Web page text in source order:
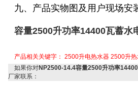
九、产品实物图及用户现场安
容量2500升功率14400瓦蓄水
产品相关关键字： 2500升电热水器 2500升热
如果你对NP2500-14.4容量2500升功率
厂家联系：